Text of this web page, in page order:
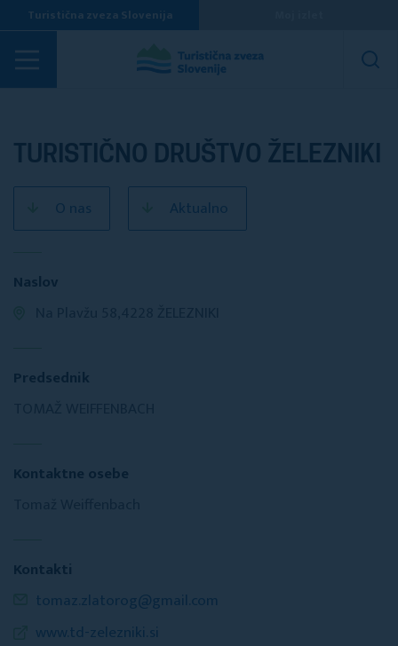
Turistična zveza Slovenija
Turistična društva
TURISTIČNO DRUŠTVO ŽELEZNIKI
O nas Aktualno
Naslov
Predsednik
Kontaktne osebe
Kontakti
tomaz.zlatorog@gmail.com
www.td-zelezniki.si